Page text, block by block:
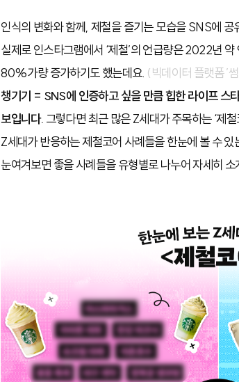
인식의 변화와 함께, 제철을 즐기는 모습을 SNS에 공
실제로 인스타그램에서 ‘제철’의 언급량은 2022년
80%가량 증가하기도 했는데요. (빅데이터 플랫폼 ’
챙기기 = SNS에 인증하고 싶을 만큼 힙한 라이프 스
보입니다. 그렇다면 최근 많은 Z세대가 주목하는 ‘제
Z세대가 반응하는 제철코어 사례들을 한눈에 볼 수 있
눈여겨보면 좋을 사례들을 유형별로 나누어 자세히 소